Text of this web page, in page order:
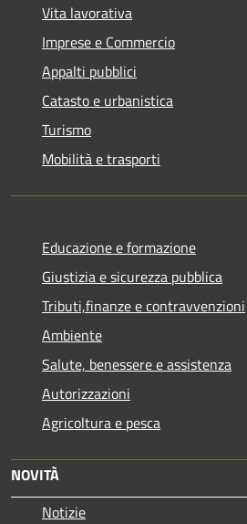
Vita lavorativa
Imprese e Commercio
Appalti pubblici
Catasto e urbanistica
Turismo
Mobilità e trasporti
Educazione e formazione
Giustizia e sicurezza pubblica
Tributi,finanze e contravvenzioni
Ambiente
Salute, benessere e assistenza
Autorizzazioni
Agricoltura e pesca
NOVITÀ
Notizie